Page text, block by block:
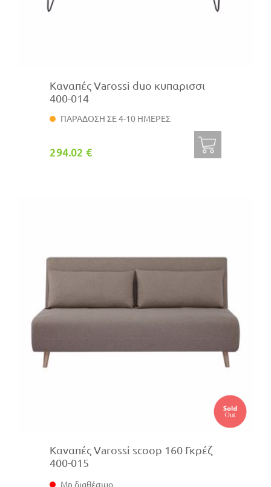
Καναπές Varossi duo κυπαρισσι
400-014
ΠΑΡΑΔΟΣΗ ΣΕ 4-10 ΗΜΕΡΕΣ
294.02 €
Καναπές Varossi scoop 160 Γκρέζ
400-015
Μη διαθέσιμο